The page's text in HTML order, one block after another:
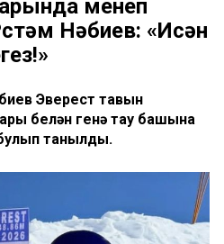
менеп
Нәбиев: «Исән
Эверест тавын
белән генә тау башына
танылды.